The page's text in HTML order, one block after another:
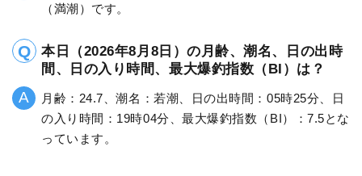
（満潮）です。
本日（2026年8月8日）の月齢、潮名、日の出時
間、日の入り時間、最大爆釣指数（BI）は？
月齢：24.7、潮名：若潮、日の出時間：05時25分、日
の入り時間：19時04分、最大爆釣指数（BI）：7.5とな
っています。